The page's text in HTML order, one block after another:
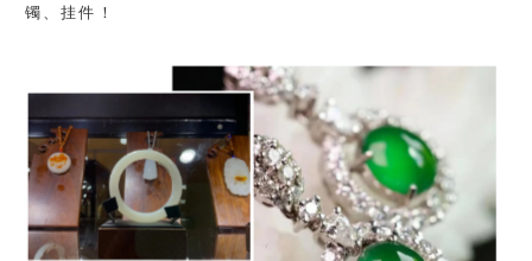
镯、挂件！